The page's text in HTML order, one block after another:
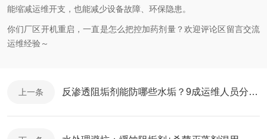
能缩减运维开支，也能减少设备故障、环保隐患。
你们厂区开机重启，一直是怎么把控加药剂量？欢迎评论区留言交流
运维经验～
上一条 反渗透阻垢剂能防哪些水垢？9成运维人员分不清，选错直接堵膜